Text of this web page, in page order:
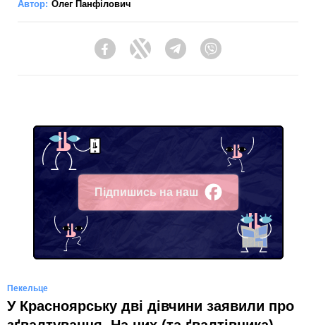
Автор: Олег Панфілович
FacebookTwitter Telegram
Підпишись на наш
Facebook
Пекельце
У Красноярську дві дівчини заявили про